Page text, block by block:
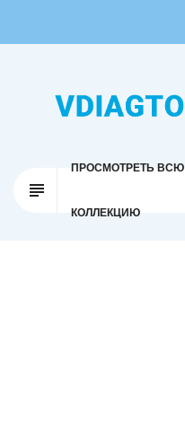
ПРОСМОТРЕТЬ ВСЮ
КОЛЛЕКЦИЮ